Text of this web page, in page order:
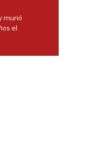
murió
el